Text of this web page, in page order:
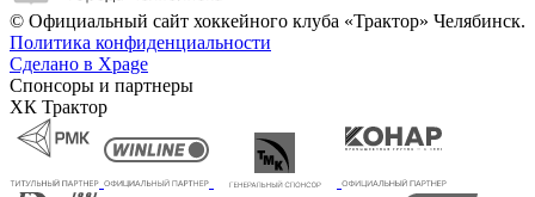
© Официальный сайт хоккейного клуба «Трактор» Челябинск.
Политика конфиденциальности
Сделано в Xpage
Спонсоры и партнеры
ХК Трактор